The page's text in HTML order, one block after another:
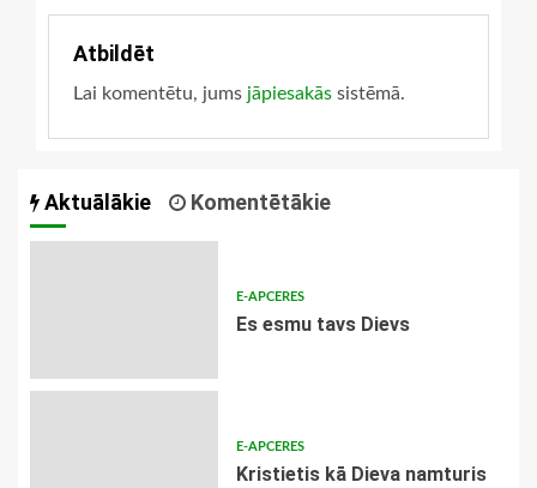
Atbildēt
Lai komentētu, jums jāpiesakās sistēmā.
Aktuālākie Komentētākie
E-APCERES
Es esmu tavs Dievs
E-APCERES
Kristietis kā Dieva namturis